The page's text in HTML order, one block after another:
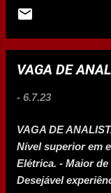
rh@nortetel.com
INFORMÁTICA
VAGA DE
- 6.7.23
VAGA DE
Nível superior em
Elétrica. - Maior
Desejável